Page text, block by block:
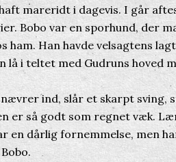
mareridt i dagevis. I går
Bobo var en sporhund, der
ham. Han havde velsagtens
lå i teltet med Gudruns hoved
ind, slår et skarpt sving,
er så godt som regnet væk.
en dårlig fornemmelse, men